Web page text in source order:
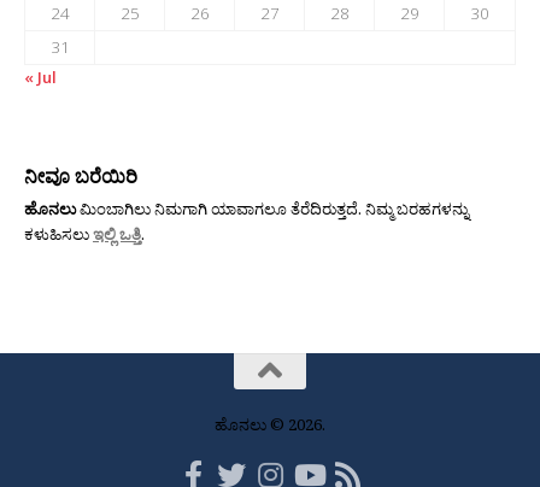
24
25 26 27 28 29
30
31
« Jul
ನೀವೂ ಬರೆಯಿರಿ
ಹೊನಲುಮಿಂಬಾಗಿಲು ನಿಮಗಾಗಿ ಯಾವಾಗಲೂ ತೆರೆದಿರುತ್ತದೆ. ನಿಮ್ಮ ಬರಹಗಳನ್ನು
ಕಳುಹಿಸಲುಇಲ್ಲಿ ಒತ್ತಿ.
ಹೊನಲು © 2026.